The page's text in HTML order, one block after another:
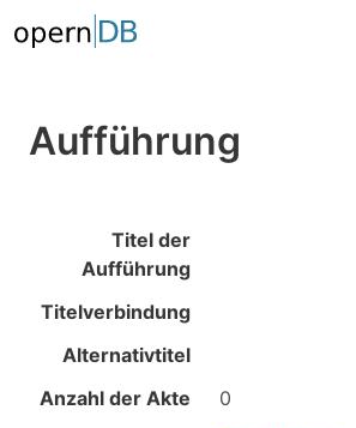
Aufführung
Titel der
Aufführung
Titelverbindung
Alternativtitel
Anzahl der Akte
0